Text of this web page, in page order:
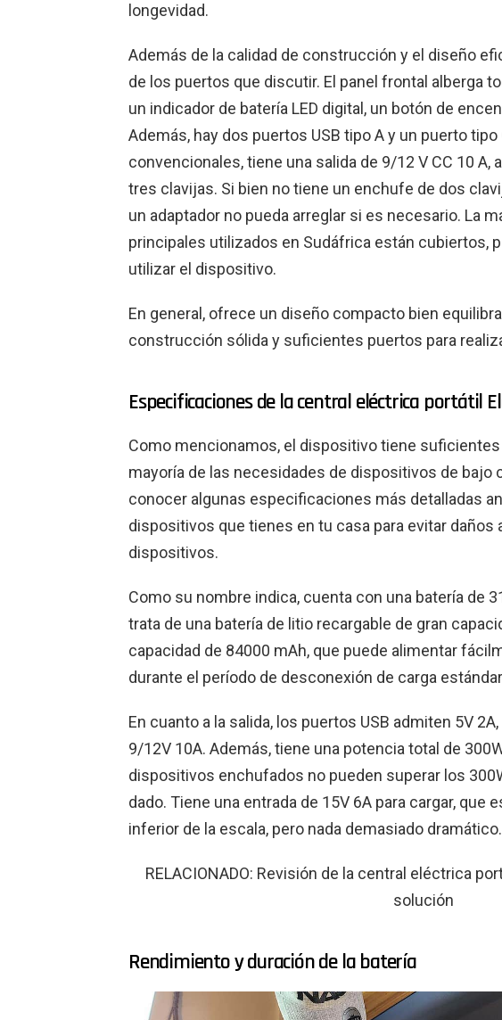
longevidad.
Además de la calidad de construcción y el diseño
de los puertos que discutir. El panel frontal alberga
un indicador de batería LED digital, un botón de
Además, hay dos puertos USB tipo A y un puerto
convencionales, tiene una salida de 9/12 V CC 10 A,
tres clavijas. Si bien no tiene un enchufe de dos
un adaptador no pueda arreglar si es necesario. La
principales utilizados en Sudáfrica están cubiertos,
utilizar el dispositivo.
En general, ofrece un diseño compacto bien
construcción sólida y suficientes puertos para
Especificaciones de la central eléctrica portátil
Como mencionamos, el dispositivo tiene
mayoría de las necesidades de dispositivos de bajo
conocer algunas especificaciones más detalladas
dispositivos que tienes en tu casa para evitar daños
dispositivos.
Como su nombre indica, cuenta con una batería de
trata de una batería de litio recargable de gran
capacidad de 84000 mAh, que puede alimentar
durante el período de desconexión de carga
En cuanto a la salida, los puertos USB admiten 5V
9/12V 10A. Además, tiene una potencia total de
dispositivos enchufados no pueden superar los
dado. Tiene una entrada de 15V 6A para cargar, que
inferior de la escala, pero nada demasiado dramático.
RELACIONADO: Revisión de la central eléctrica
solución
Rendimiento y duración de la batería